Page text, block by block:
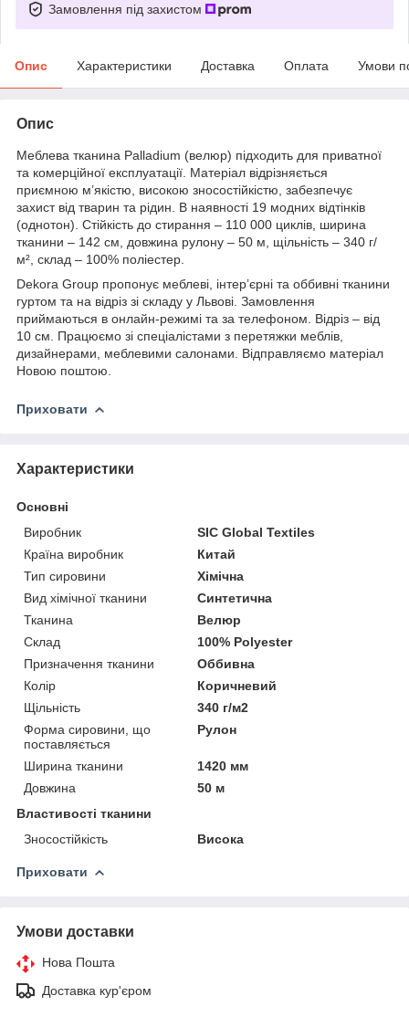
Замовлення під захистом
Опис Характеристики Доставка Оплата Умови
Опис
Меблева тканина Palladium (велюр) підходить для приватної
та комерційної експлуатації. Матеріал відрізняється
приємною м’якістю, високою зносостійкістю, забезпечує
захист від тварин та рідин. В наявності 19 модних відтінків
(однотон). Стійкість до стирання – 110 000 циклів, ширина
тканини – 142 см, довжина рулону – 50 м, щільність – 340 г/
м², склад – 100% поліестер.
Dekora Group пропонує меблеві, інтер’єрні та оббивні тканини
гуртом та на відріз зі складу у Львові. Замовлення
приймаються в онлайн-режимі та за телефоном. Відріз – від
10 см. Працюємо зі спеціалістами з перетяжки меблів,
дизайнерами, меблевими салонами. Відправляємо матеріал
Новою поштою.
Приховати
Характеристики
Основні
Виробник
SIC Global Textiles
Країна виробник
Китай
Тип сировини
Хімічна
Вид хімічної тканини
Синтетична
Тканина
Велюр
Склад
100% Polyester
Призначення тканини
Оббивна
Колір
Коричневий
Щільність
340 г/м2
Форма сировини, що
поставляється
Рулон
Ширина тканини
1420 мм
Довжина
50 м
Властивості тканини
Зносостійкість
Висока
Приховати
Умови доставки
Нова Пошта
Доставка кур'єром